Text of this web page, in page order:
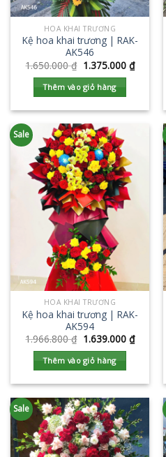
HOA KHAI TRƯƠNG
Kệ hoa khai trương | RAK-
AK546
1.650.000₫ 1.375.000 ₫
Thêm vào giỏ hàng
Sale
HOA KHAI TRƯƠNG
Kệ hoa khai trương | RAK-
AK594
1.966.800₫ 1.639.000 ₫
Thêm vào giỏ hàng
Sale